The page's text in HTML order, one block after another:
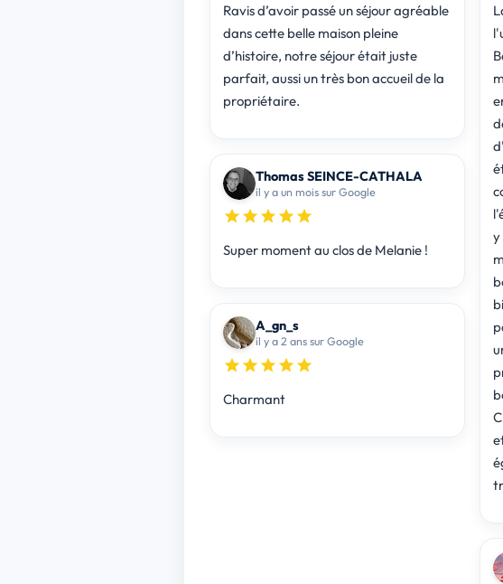
Ravis d’avoir passé un séjour agréable
dans cette belle maison pleine
d’histoire, notre séjour était juste
parfait, aussi un très bon accueil de la
propriétaire.
Thomas SEINCE-CATHALA
il y a un mois sur Google
Super moment au clos de Melanie !
A_gn_s
il y a 2 ans sur Google
Charmant
y